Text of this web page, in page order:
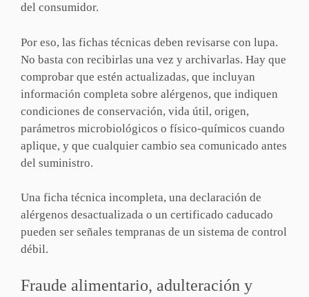
del consumidor.
Por eso, las fichas técnicas deben revisarse con lupa.
No basta con recibirlas una vez y archivarlas. Hay que
comprobar que estén actualizadas, que incluyan
información completa sobre alérgenos, que indiquen
condiciones de conservación, vida útil, origen,
parámetros microbiológicos o físico-químicos cuando
aplique, y que cualquier cambio sea comunicado antes
del suministro.
Una ficha técnica incompleta, una declaración de
alérgenos desactualizada o un certificado caducado
pueden ser señales tempranas de un sistema de control
débil.
Fraude alimentario, adulteración y